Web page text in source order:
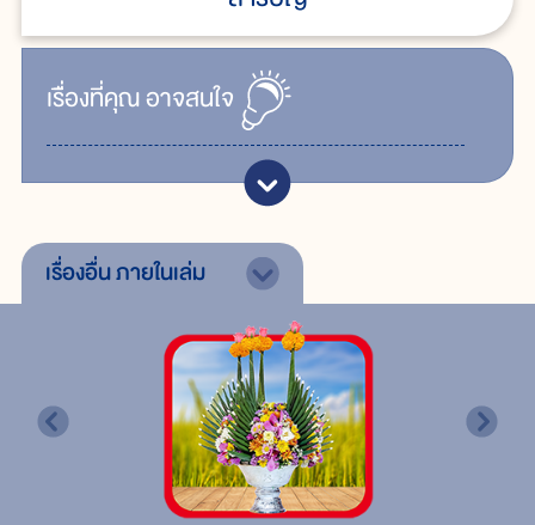
เรื่ิองที่คุณอาจสนใจ
เรื่องอื่นภายในเล่ม